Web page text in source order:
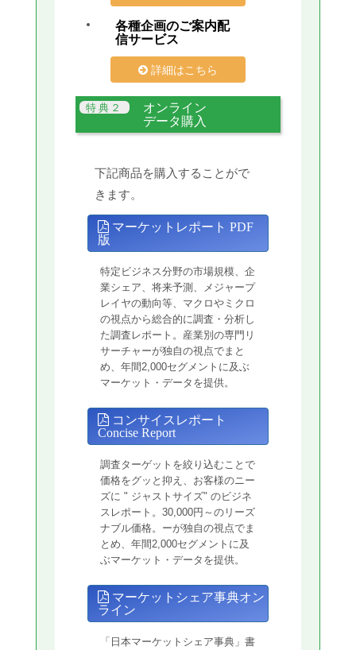
各種企画のご案内配
信サービス
詳細はこちら
オンライン
データ購入
下記商品を購入することがで
きます。
マーケットレポート PDF
版
特定ビジネス分野の市場規模、企
業シェア、将来予測、メジャープ
レイヤの動向等、マクロやミクロ
の視点から総合的に調査・分析し
た調査レポート。産業別の専門リ
サーチャーが独自の視点でまと
め、年間2,000セグメントに及ぶ
マーケット・データを提供。
コンサイスレポート
Concise Report
調査ターゲットを絞り込むことで
価格をグッと抑え、お客様のニー
ズに " ジャストサイズ" のビジネ
スレポート。30,000円～のリーズ
ナブル価格。ーが独自の視点でま
とめ、年間2,000セグメントに及
ぶマーケット・データを提供。
マーケットシェア事典オン
ライン
「日本マーケットシェア事典」書